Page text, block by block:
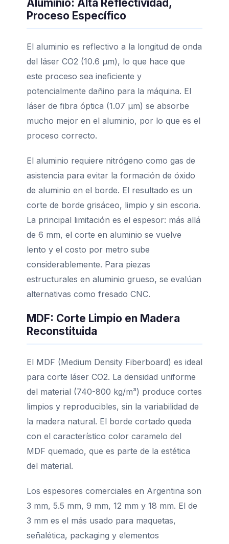
Aluminio: Alta Reflectividad,
Proceso Específico
El aluminio es reflectivo a la longitud de onda
del láser CO2 (10.6 µm), lo que hace que
este proceso sea ineficiente y
potencialmente dañino para la máquina. El
láser de fibra óptica (1.07 µm) se absorbe
mucho mejor en el aluminio, por lo que es el
proceso correcto.
El aluminio requiere nitrógeno como gas de
asistencia para evitar la formación de óxido
de aluminio en el borde. El resultado es un
corte de borde grisáceo, limpio y sin escoria.
La principal limitación es el espesor: más allá
de 6 mm, el corte en aluminio se vuelve
lento y el costo por metro sube
considerablemente. Para piezas
estructurales en aluminio grueso, se evalúan
alternativas como fresado CNC.
MDF: Corte Limpio en Madera
Reconstituida
El MDF (Medium Density Fiberboard) es ideal
para corte láser CO2. La densidad uniforme
del material (740-800 kg/m³) produce cortes
limpios y reproducibles, sin la variabilidad de
la madera natural. El borde cortado queda
con el característico color caramelo del
MDF quemado, que es parte de la estética
del material.
Los espesores comerciales en Argentina son
3 mm, 5.5 mm, 9 mm, 12 mm y 18 mm. El de
3 mm es el más usado para maquetas,
señalética, packaging y elementos